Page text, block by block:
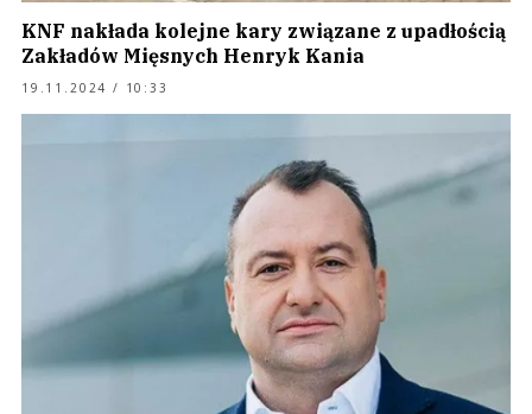
KNF nakłada kolejne kary związane z upadłością
Zakładów Mięsnych Henryk Kania
19.11.2024 / 10:33